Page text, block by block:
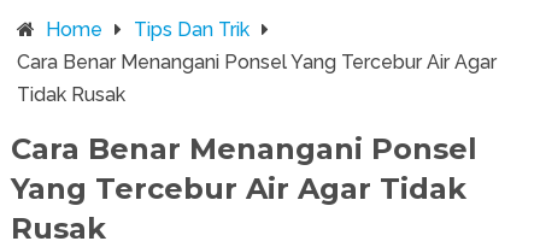
Home
Tips Dan Trik
Cara Benar Menangani Ponsel Yang Tercebur Air Agar
Tidak Rusak
Cara Benar Menangani Ponsel
Yang Tercebur Air Agar Tidak
Rusak